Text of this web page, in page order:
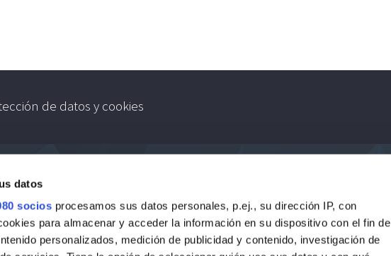
datos
socios procesamos sus datos personales, p.ej., su dirección IP, con
para almacenar y acceder la información en su dispositivo con el fin de
personalizados, medición de publicidad y contenido, investigación de
de datos y cookies